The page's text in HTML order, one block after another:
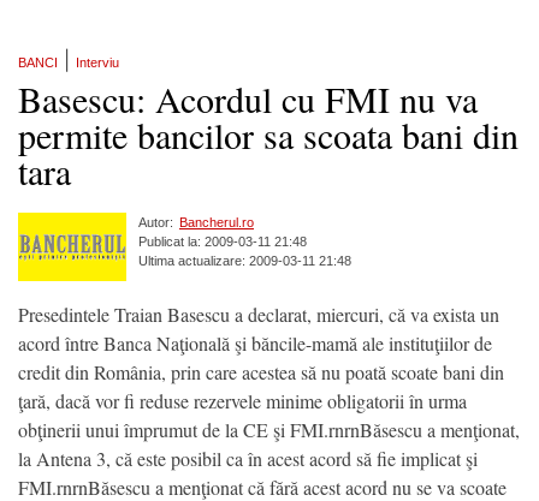
BANCI Interviu
Basescu: Acordul cu FMI nu va
permite bancilor sa scoata bani din
tara
Autor: Bancherul.ro
Publicat la: 2009-03-11 21:48
Ultima actualizare: 2009-03-11 21:48
Presedintele Traian Basescu a declarat, miercuri, că va exista un
acord între Banca Naţională şi băncile-mamă ale instituţiilor de
credit din România, prin care acestea să nu poată scoate bani din
ţară, dacă vor fi reduse rezervele minime obligatorii în urma
obţinerii unui împrumut de la CE şi FMI.rnrnBăsescu a menţionat,
la Antena 3, că este posibil ca în acest acord să fie implicat şi
FMI.rnrnBăsescu a menţionat că fără acest acord nu se va scoate